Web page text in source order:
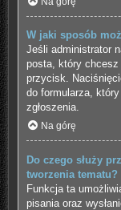
W jaki sposób
Jeśli administrator
posta, który chcesz
przycisk.
do formularza, który
zgłoszenia.
Na górę
Do czego służy
tworzenia tematu?
Funkcja ta
pisania oraz